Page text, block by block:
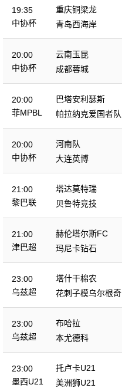
19:35
中协杯
重庆铜梁龙
青岛西海岸
20:00
中协杯
云南玉昆
成都蓉城
20:00
菲MPBL
巴塔安利瑟斯
帕拉纳克爱国者队
20:00
中协杯
河南队
大连英博
21:00
黎巴联
塔达莫特瑞
贝鲁特竞技
21:00
津巴超
赫伦塔尔斯FC
玛尼卡钻石
23:00
乌兹超
塔什干棉农
花刺子模乌尔根奇
23:00
乌兹超
布哈拉
本尤德科
23:00
墨西U21
托卢卡U21
美洲狮U21